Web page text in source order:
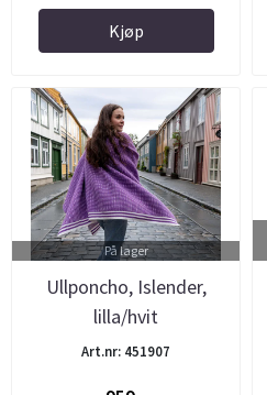
Kjøp
På lager
Ullponcho, Islender,
lilla/hvit
Art.nr: 451907